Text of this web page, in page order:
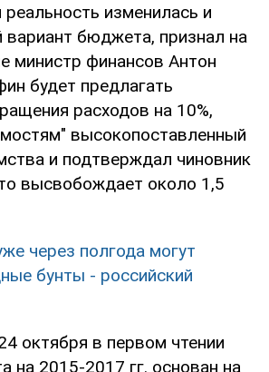
изменилась и
вариант бюджета, признал на
министр финансов Антон
будет предлагать
расходов на 10%,
высокопоставленный
и подтверждал чиновник
высвобождает около 1,5
через полгода могут
бунты - российский
октября в первом чтении
на 2015-2017 гг. основан на